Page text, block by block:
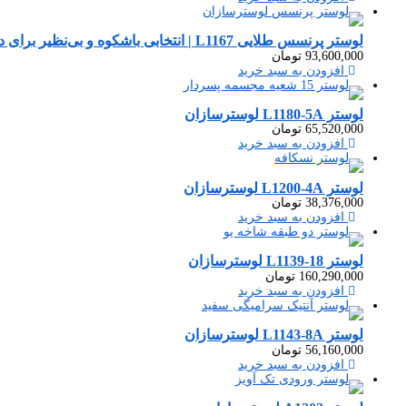
لوستر پرنسس طلایی L1167 | انتخابی باشکوه و بی‌نظیر برای دکوراسیون لوکس شما
93,600,000 تومان
افزودن به سبد خرید
لوستر L1180-5A لوسترسازان
65,520,000 تومان
افزودن به سبد خرید
لوستر L1200-4A لوسترسازان
38,376,000 تومان
افزودن به سبد خرید
لوستر L1139-18 لوسترسازان
160,290,000 تومان
افزودن به سبد خرید
لوستر L1143-8A لوسترسازان
56,160,000 تومان
افزودن به سبد خرید